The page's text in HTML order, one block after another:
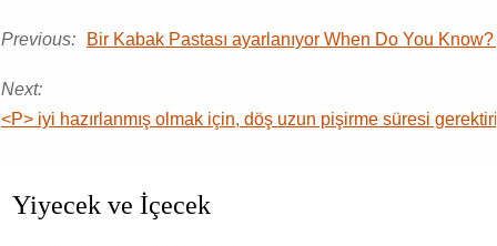
Previous: Bir Kabak Pastası ayarlanıyor When Do You
Next:
<P> iyi hazırlanmış olmak için, döş uzun pişirme süresi
Yiyecek ve İçecek